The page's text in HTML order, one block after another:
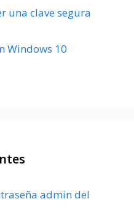
una clave segura
Windows 10
admin del